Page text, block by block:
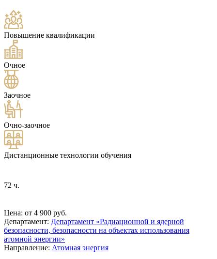
Повышение квалификации
Очное
Заочное
Очно-заочное
Дистанционные технологии обучения
72 ч.
Цена: от 4 900 руб.
Департамент: Департамент «Радиационной и ядерной
безопасности, безопасности на объектах использования
атомной энергии»
Направление: Атомная энергия